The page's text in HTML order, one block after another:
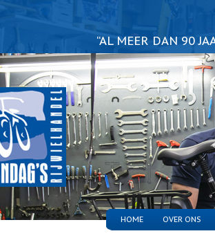
“AL MEER DAN 90
HOME OVER ONS